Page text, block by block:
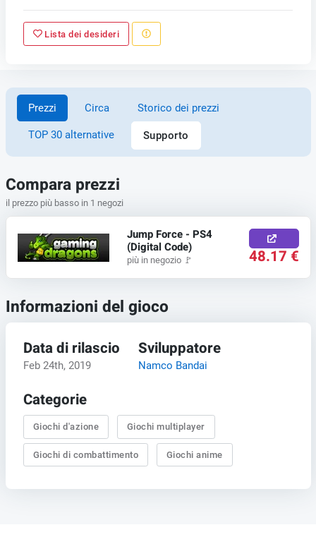
Lista dei desideri
Prezzi Circa Storico dei prezzi
TOP 30 alternative Supporto
Compara prezzi
il prezzo più basso in 1 negozi
Jump Force - PS4
(Digital Code)
più in negozio 🚩 48.17 €
Informazioni del gioco
Data di rilascio
Feb 24th, 2019
Sviluppatore
Namco Bandai
Categorie
Giochi d'azione Giochi multiplayer
Giochi di combattimento Giochi anime